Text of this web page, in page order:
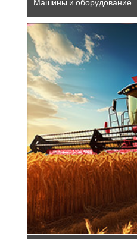
Машины и оборудование
Немецкие
технологии
производстве
Автоматизация,
управление данными
повышают
Умное земледелие